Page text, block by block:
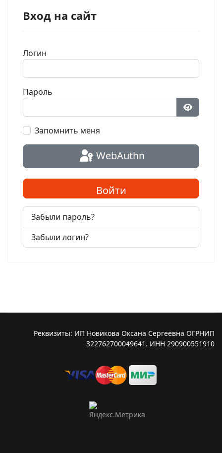
Вход на сайт
Логин
Пароль
Запомнить меня
WebAuthn
Войти
Забыли пароль?
Забыли логин?
Реквизиты: ИП Новикова Оксана Сергеевна ОГРНИП
322762700049641. ИНН 290900551910